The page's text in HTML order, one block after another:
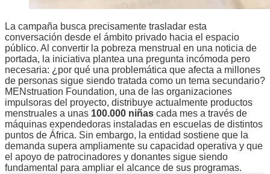
La campaña busca precisamente trasladar esta
conversación desde el ámbito privado hacia el espacio
público. Al convertir la pobreza menstrual en una noticia de
portada, la iniciativa plantea una pregunta incómoda pero
necesaria: ¿por qué una problemática que afecta a millones
de personas sigue siendo tratada como un tema secundario?
MENstruation Foundation, una de las organizaciones
impulsoras del proyecto, distribuye actualmente productos
menstruales a unas 100.000 niñas cada mes a través de
máquinas expendedoras instaladas en escuelas de distintos
puntos de África. Sin embargo, la entidad sostiene que la
demanda supera ampliamente su capacidad operativa y que
el apoyo de patrocinadores y donantes sigue siendo
fundamental para ampliar el alcance de sus programas.